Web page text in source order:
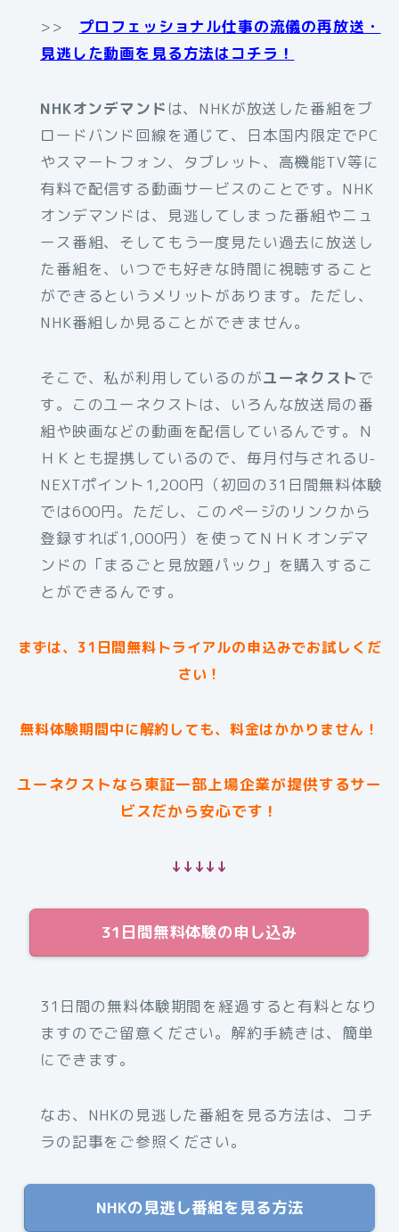
>> プロフェッショナル仕事の流儀の再放送・
見逃した動画を見る方法はコチラ！
NHKオンデマンド は、NHKが放送した番組をブ
ロードバンド回線を通じて、日本国内限定でPC
やスマートフォン、タブレット、高機能TV等に
有料で配信する動画サービスのことです。NHK
オンデマンドは、見逃してしまった番組やニュ
ース番組、そしてもう一度見たい過去に放送し
た番組を、いつでも好きな時間に視聴すること
ができるというメリットがあります。ただし、
NHK番組しか見ることができません。
そこで、私が利用しているのがユーネクストで
す。このユーネクストは、いろんな放送局の番
組や映画などの動画を配信しているんです。Ｎ
ＨＫとも提携しているので、毎月付与されるU-
NEXTポイント1,200円（初回の31日間無料体験
では600円。ただし、このページのリンクから
登録すれば1,000円）を使ってＮＨＫオンデマ
ンドの「まるごと見放題パック」を購入するこ
とができるんです。
まずは、31日間無料トライアルの申込みでお試しくだ
さい！
無料体験期間中に解約しても、料金はかかりません！
ユーネクストなら東証一部上場企業が提供するサー
ビスだから安心です！
↓↓↓↓↓
31日間無料体験の申し込み
31日間の無料体験期間を経過すると有料となり
ますのでご留意ください。解約手続きは、簡単
にできます。
なお、NHKの見逃した番組を見る方法は、コチ
ラの記事をご参照ください。
NHKの見逃し番組を見る方法